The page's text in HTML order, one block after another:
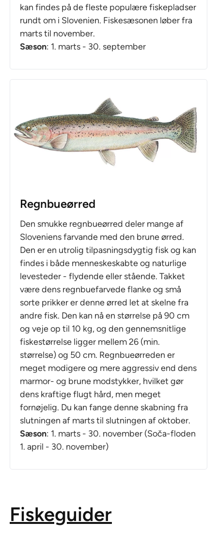
kan findes på de fleste populære fiskepladser
rundt om i Slovenien. Fiskesæsonen løber fra
marts til november.
Sæson: 1. marts - 30. september
Regnbueørred
Den smukke regnbueørred deler mange af
Sloveniens farvande med den brune ørred.
Den er en utrolig tilpasningsdygtig fisk og kan
findes i både menneskeskabte og naturlige
levesteder - flydende eller stående. Takket
være dens regnbuefarvede flanke og små
sorte prikker er denne ørred let at skelne fra
andre fisk. Den kan nå en størrelse på 90 cm
og veje op til 10 kg, og den gennemsnitlige
fiskestørrelse ligger mellem 26 (min.
størrelse) og 50 cm. Regnbueørreden er
meget modigere og mere aggressiv end dens
marmor- og brune modstykker, hvilket gør
dens kraftige flugt hård, men meget
fornøjelig. Du kan fange denne skabning fra
slutningen af marts til slutningen af oktober.
Sæson: 1. marts - 30. november (Soča-floden
1. april - 30. november)
Fiskeguider